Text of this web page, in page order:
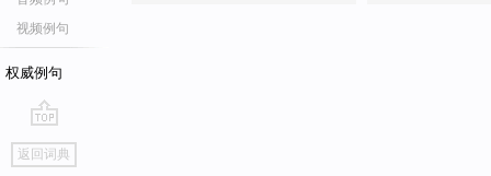
视频例句
权威例句
go
top
返回词典